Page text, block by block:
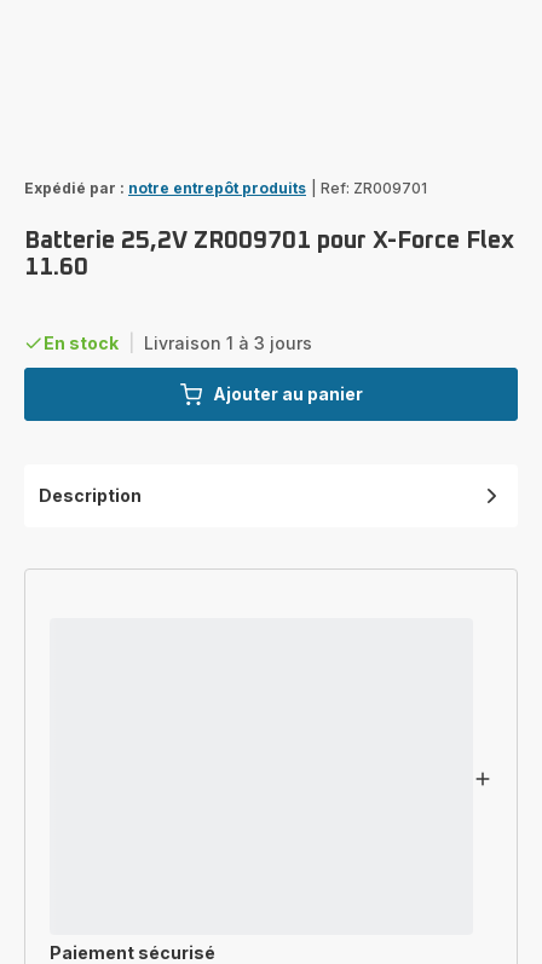
Expédié par : notre entrepôt produits Ref: ZR009701
Batterie 25,2V ZR009701 pour X-Force Flex
11.60
En stock Livraison 1 à 3 jours
Ajouter au panier
Description
Paiement sécurisé